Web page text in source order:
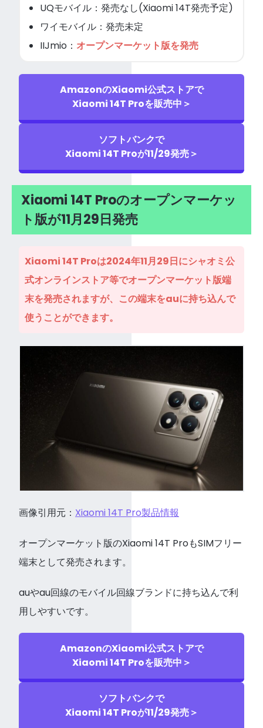
UQモバイル：発売なし(Xiaomi 14T発売予定)
ワイモバイル：発売未定
IIJmio： オープンマーケット版を発売
AmazonのXiaomi公式ストアで
Xiaomi 14T Proを販売中＞
ソフトバンクで
Xiaomi 14T Proが11/29発売＞
Xiaomi 14T Proのオープンマーケッ
ト版が11月29日発売
Xiaomi 14T Proは2024年11月29日にシャオミ公
式オンラインストア等でオープンマーケット版端
末を発売されますが、この端末をauに持ち込んで
使うことができます。
画像引用元： Xiaomi 14T Pro製品情報
オープンマーケット版のXiaomi 14T ProもSIMフリー
端末として発売されます。
auやau回線のモバイル回線ブランドに持ち込んで利
用しやすいです。
AmazonのXiaomi公式ストアで
Xiaomi 14T Proを販売中＞
ソフトバンクで
Xiaomi 14T Proが11/29発売＞